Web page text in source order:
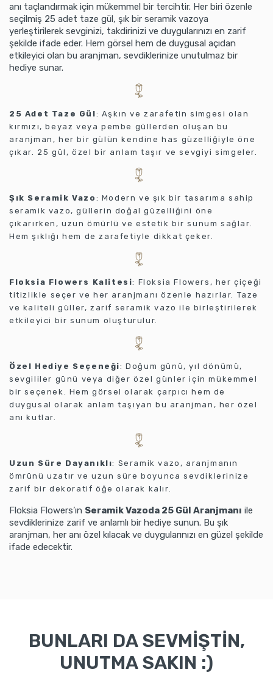
anı taçlandırmak için mükemmel bir tercihtir. Her biri özenle
seçilmiş 25 adet taze gül, şık bir seramik vazoya
yerleştirilerek sevginizi, takdirinizi ve duygularınızı en zarif
şekilde ifade eder. Hem görsel hem de duygusal açıdan
etkileyici olan bu aranjman, sevdiklerinize unutulmaz bir
hediye sunar.
25 Adet Taze Gül: Aşkın ve zarafetin simgesi olan
kırmızı, beyaz veya pembe güllerden oluşan bu
aranjman, her bir gülün kendine has güzelliğiyle öne
çıkar. 25 gül, özel bir anlam taşır ve sevgiyi simgeler.
Şık Seramik Vazo : Modern ve şık bir tasarıma sahip
seramik vazo, güllerin doğal güzelliğini öne
çıkarırken, uzun ömürlü ve estetik bir sunum sağlar.
Hem şıklığı hem de zarafetiyle dikkat çeker.
Floksia Flowers Kalitesi: Floksia Flowers, her çiçeği
titizlikle seçer ve her aranjmanı özenle hazırlar. Taze
ve kaliteli güller, zarif seramik vazo ile birleştirilerek
etkileyici bir sunum oluşturulur.
Özel Hediye Seçeneği: Doğum günü, yıl dönümü,
sevgililer günü veya diğer özel günler için mükemmel
bir seçenek. Hem görsel olarak çarpıcı hem de
duygusal olarak anlam taşıyan bu aranjman, her özel
anı kutlar.
Uzun Süre Dayanıklı: Seramik vazo, aranjmanın
ömrünü uzatır ve uzun süre boyunca sevdiklerinize
zarif bir dekoratif öğe olarak kalır.
Floksia Flowers’ın Seramik Vazoda 25 Gül Aranjmanı ile
sevdiklerinize zarif ve anlamlı bir hediye sunun. Bu şık
aranjman, her anı özel kılacak ve duygularınızı en güzel şekilde
ifade edecektir.
BUNLARI DA SEVMİŞTİN,
UNUTMA SAKIN :)